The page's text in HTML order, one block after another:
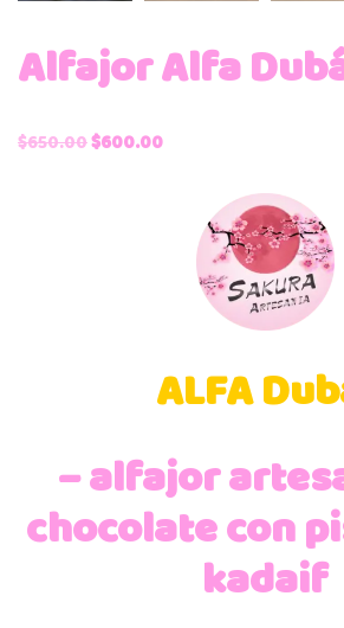
Alfajor Alfa
$650.00$600.00
ALFA
– alfajor
chocolate con
kadaif